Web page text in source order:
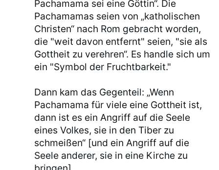
Pachamama sei eine Göttin“. Die
Pachamamas seien von „katholischen
Christen“ nach Rom gebracht worden,
die "weit davon entfernt" seien, "sie als
Gottheit zu verehren“. Es handle sich um
ein "Symbol der Fruchtbarkeit."
Dann kam das Gegenteil: „Wenn
Pachamama für viele eine Gottheit ist,
dann ist es ein Angriff auf die Seele
eines Volkes, sie in den Tiber zu
schmeißen“ [und ein Angriff auf die
Seele anderer, sie in eine Kirche zu